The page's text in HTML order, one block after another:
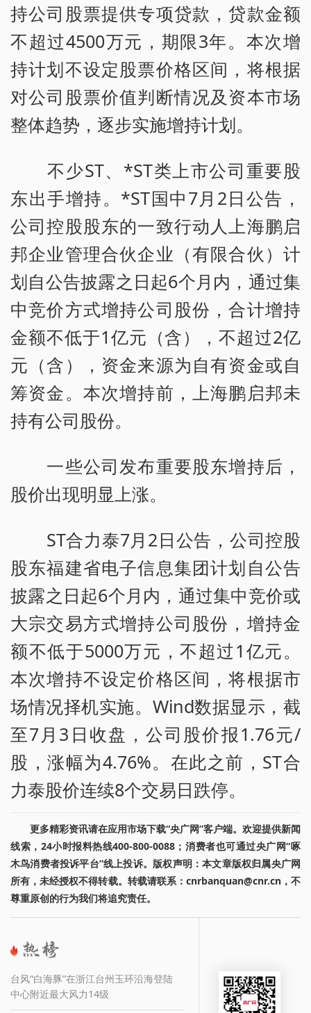
持公司股票提供专项贷款，贷款金额
不超过4500万元，期限3年。本次增
持计划不设定股票价格区间，将根据
对公司股票价值判断情况及资本市场
整体趋势，逐步实施增持计划。
不少ST、*ST类上市公司重要股
东出手增持。*ST国中7月2日公告，
公司控股股东的一致行动人上海鹏启
邦企业管理合伙企业（有限合伙）计
划自公告披露之日起6个月内，通过集
中竞价方式增持公司股份，合计增持
金额不低于1亿元（含），不超过2亿
元（含），资金来源为自有资金或自
筹资金。本次增持前，上海鹏启邦未
持有公司股份。
一些公司发布重要股东增持后，
股价出现明显上涨。
ST合力泰7月2日公告，公司控股
股东福建省电子信息集团计划自公告
披露之日起6个月内，通过集中竞价或
大宗交易方式增持公司股份，增持金
额不低于5000万元，不超过1亿元。
本次增持不设定价格区间，将根据市
场情况择机实施。Wind数据显示，截
至7月3日收盘，公司股价报1.76元/
股，涨幅为4.76%。在此之前，ST合
力泰股价连续8个交易日跌停。
更多精彩资讯请在应用市场下载“央广网”客户端。欢迎提供新闻
线索，24小时报料热线400-800-0088；消费者也可通过央广网“啄
木鸟消费者投诉平台”线上投诉。版权声明：本文章版权归属央广网
所有，未经授权不得转载。转载请联系：cnrbanquan@cnr.cn，不
尊重原创的行为我们将追究责任。
台风“白海豚”在浙江台州玉环沿海登陆
中心附近最大风力14级